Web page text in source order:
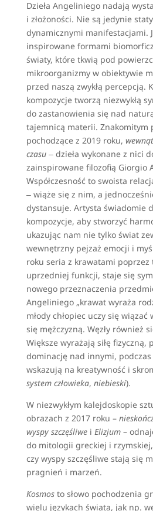
Dzieła Angeliniego nadają
i złożoności. Nie są jedynie
dynamicznymi manifestacjami.
inspirowane formami
światy, które tkwią pod
mikroorganizmy w obiektywie
przed naszą zwykłą percepcją.
kompozycje tworzą niezwykłą
do zastanowienia się nad
tajemnicą materii. Znakomitym
pochodzące z 2019 roku,
czasu‒ dzieła wykonane z nici
zainspirowane filozofią Giorgio
Współczesność to swoista
‒ wiąże się z nim, a
dystansuje. Artysta świadomie
kompozycje, aby stworzyć
ukazując nam nie tylko świat
wewnętrzny pejzaż emocji i
roku seria z krawatami poprzez
uprzedniej funkcji, staje się
nowego przeznaczenia
Angeliniego „krawat wyraża
młody chłopiec uczy się wiązać
się mężczyzną. Węzły również
Większe wyrażają siłę fizyczną,
dominację nad innymi,
wskazują na kreatywność i
system człowieka, niebieski).
W niezwykłym kalejdoskopie
obrazach z 2017 roku –
wyspy szczęśliwe i Elizjum –
do mitologii greckiej i
czy wyspy szczęśliwe stają się
pragnień i marzeń.
Kosmosto słowo pochodzenia
wielu językach świata, jak np.